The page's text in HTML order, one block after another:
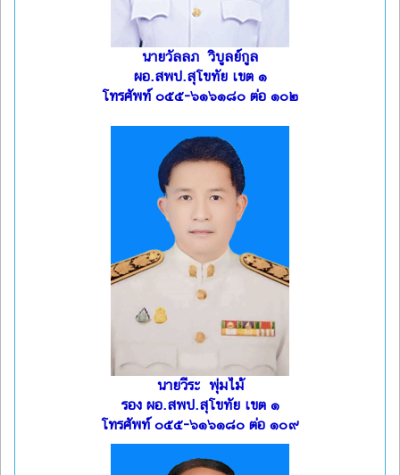
นายวัลลภ วิบูลย์กูล
ผอ.สพป.สุโขทัย เขต ๑
โทรศัพท์ ๐๕๕-๖๑๖๑๘๐ ต่อ ๑๐๒
นายวีระ พุ่มไม้
รอง ผอ.สพป.สุโขทัย เขต ๑
โทรศัพท์ ๐๕๕-๖๑๖๑๘๐ ต่อ ๑๐๙